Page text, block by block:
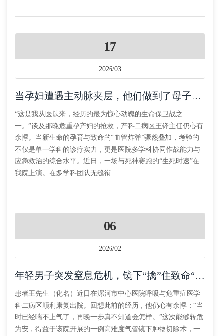
17
2026/03
当孕妇遭遇主动脉夹层，他们做到了母子双赢！
“这是我从医以来，经历的最为惊心动魄的生命保卫战之
一。”谈及那晚危重孕产妇的抢救，产科二病区王锋主任仍心有
余悸。当新生命的孕育与致命的“血管炸弹”骤然叠加，考验的
不仅是单一学科的诊疗实力，更是医院多学科协同作战能力与
应急救治的综合水平。近日，一场与死神赛跑的“生死时速”在
我院上演。在多学科团队无缝衔...
06
2026/02
年轻男子突发窒息危机，镜下“擒”住致命“摇摆”肿物
患者王先生（化名）近日在漯河市中心医院呼吸与危重症医学
科二病区顺利康复出院。回想此前的经历，他仍心有余悸：“当
时已经喘不上气了，再晚一步真不知道会怎样。”这次能够转危
为安，得益于该院开展的一例高难度气管镜下肿物切除术，一